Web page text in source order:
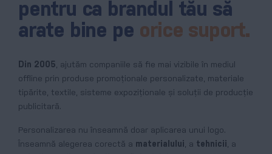
pentru ca brandul tău să
arate bine pe orice suport.
Din 2005, ajutăm companiile să fie mai vizibile în mediul
offline prin produse promoționale personalizate, materiale
tipărite, textile, sisteme expoziționale și soluții de producție
publicitară.
Personalizarea nu înseamnă doar aplicarea unui logo.
Înseamnă alegerea corectă a materialului, a tehnicii, a